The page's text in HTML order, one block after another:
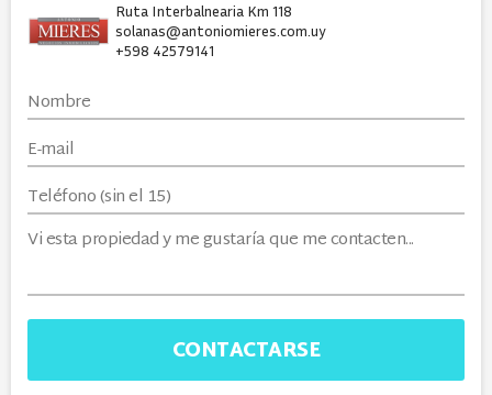
Ruta Interbalnearia Km 118
solanas@antoniomieres.com.uy
+598 42579141
CONTACTARSE